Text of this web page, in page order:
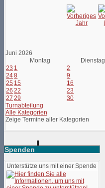
Juni 2026
Montag
Dienstag
23 1 2
248 9
25 15 16
26 22 23
27 29 30
Turnabteilung
Alle Kategorien
Zeige Termine aller Kategorien
Spenden
Unterstütze uns mit einer Spende